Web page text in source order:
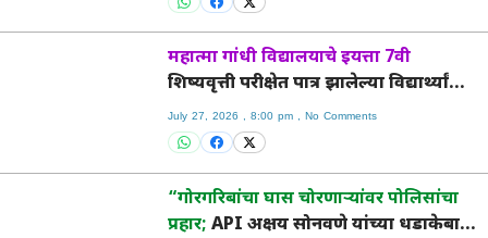
महात्मा गांधी विद्यालयाचे इयत्ता 7वी
शिष्यवृत्ती परीक्षेत पात्र झालेल्या विद्यार्थ्यांचा
गौरव व सत्कार समारंभ .
July 27, 2026 8:00 pm No Comments
“गोरगरिबांचा घास चोरणाऱ्यांवर पोलिसांचा
प्रहार; API अक्षय सोनवणे यांच्या धडाकेबाज